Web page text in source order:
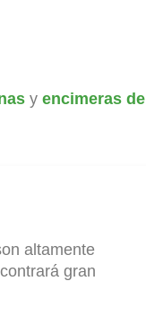
y encimeras
altamente
gran